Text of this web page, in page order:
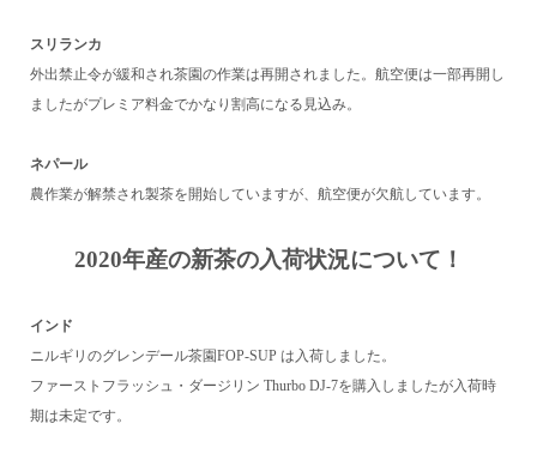
スリランカ
外出禁止令が緩和され茶園の作業は再開されました。航空便は一部再開し
ましたがプレミア料金でかなり割高になる見込み。
ネパール
農作業が解禁され製茶を開始していますが、航空便が欠航しています。
2020年産の新茶の入荷状況について！
インド
ニルギリのグレンデール茶園FOP-SUP は入荷しました。
ファーストフラッシュ・ダージリン Thurbo DJ-7を購入しましたが入荷時
期は未定です。